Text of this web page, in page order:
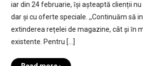
iar din 24 februarie, ȋși așteaptă clienții nu
dar și cu oferte speciale. ,,Continuăm să
extinderea rețelei de magazine, cât și ȋn
existente. Pentru […]